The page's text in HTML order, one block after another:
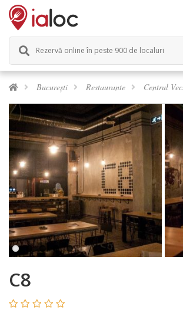
Rezervă online în peste 900 de localuri
București Restaurante Centrul
C8